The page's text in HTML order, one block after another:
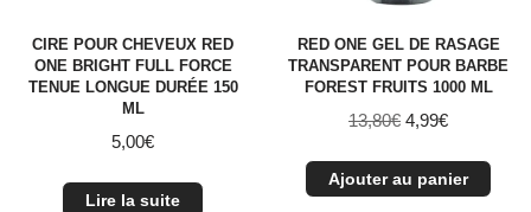
CIRE POUR CHEVEUX RED
ONE BRIGHT FULL FORCE
TENUE LONGUE DURÉE 150
ML
5,00€
Lire la suite
RED ONE GEL DE RASAGE
TRANSPARENT POUR BARBE
FOREST FRUITS 1000 ML
13,80€ 4,99€
Ajouter au panier